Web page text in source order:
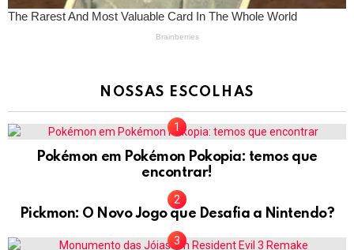
NOSSAS ESCOLHAS
Pokémon em Pokémon Pokopia: temos que
encontrar!
Pickmon: O Novo Jogo que Desafia a Nintendo?